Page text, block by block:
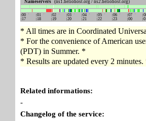
Nameservers (ns1.heliohost.org / ns2.heliohost.org)
00 01 02 03 04 05 06 07
17
18 19 20 21 22 23 00
* All times are in Coordinated
* For the convenience of American
(PDT) in Summer. *
* Results are updated every 2 minutes.
Related informations:
-
Changelog of the service: